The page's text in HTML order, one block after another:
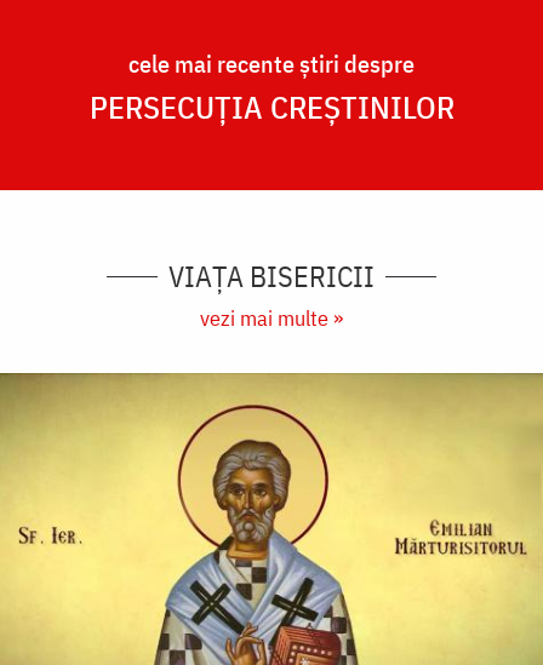
cele mai recente știri despre
PERSECUȚIA CREȘTINILOR
VIAȚA BISERICII
vezi mai multe »